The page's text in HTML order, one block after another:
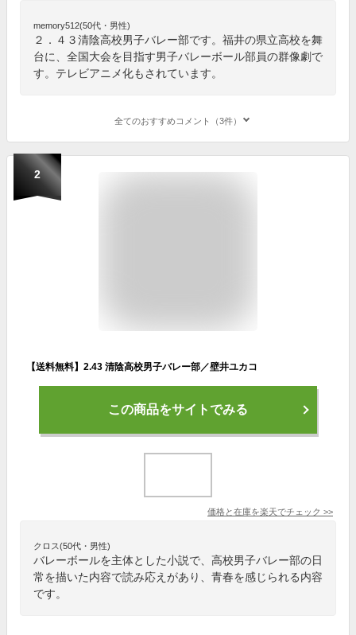
memory512(50代・男性)
２．４３清陰高校男子バレー部です。福井の県立高校を舞
台に、全国大会を目指す男子バレーボール部員の群像劇で
す。テレビアニメ化もされています。
全てのおすすめコメント（3件）
2
【送料無料】2.43 清陰高校男子バレー部／壁井ユカコ
この商品をサイトでみる
価格と在庫を楽天でチェック >>
クロス(50代・男性)
バレーボールを主体とした小説で、高校男子バレー部の日
常を描いた内容で読み応えがあり、青春を感じられる内容
です。